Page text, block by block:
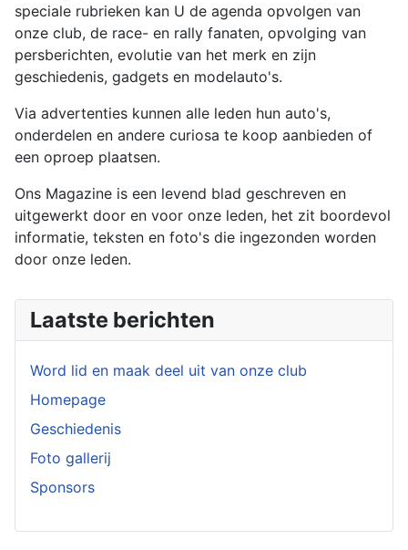
speciale rubrieken kan U de agenda opvolgen van
onze club, de race- en rally fanaten, opvolging van
persberichten, evolutie van het merk en zijn
geschiedenis, gadgets en modelauto's.
Via advertenties kunnen alle leden hun auto's,
onderdelen en andere curiosa te koop aanbieden of
een oproep plaatsen.
Ons Magazine is een levend blad geschreven en
uitgewerkt door en voor onze leden, het zit boordevol
informatie, teksten en foto's die ingezonden worden
door onze leden.
Laatste berichten
Word lid en maak deel uit van onze club
Homepage
Geschiedenis
Foto gallerij
Sponsors